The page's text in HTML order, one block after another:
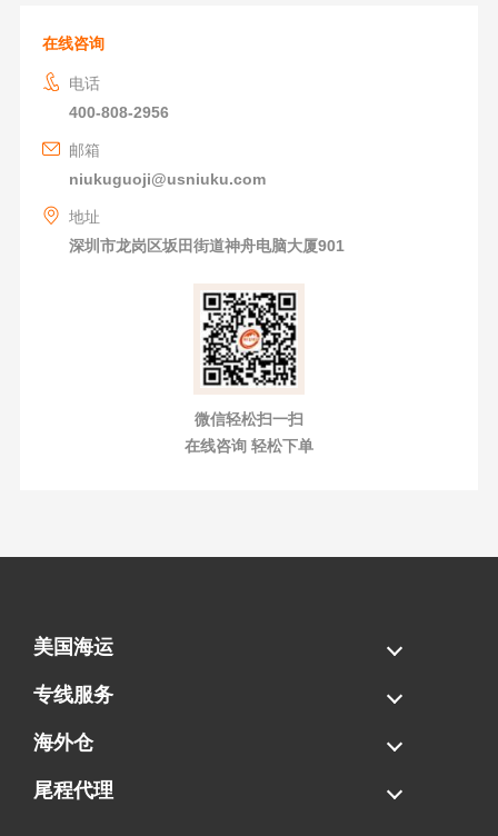
在线咨询
电话
400-808-2956
邮箱
niukuguoji@usniuku.com
地址
深圳市龙岗区坂田街道神舟电脑大厦901
微信轻松扫一扫
在线咨询 轻松下单
美国海运
海运拼柜
海运整柜
美国海卡
加拿大海运
专线服务
FBA专线直送
超大件专线
AWD专线
电池专线
海外仓
一件代发
FBA中转
贴标换标
拆柜/存储
尾程代理